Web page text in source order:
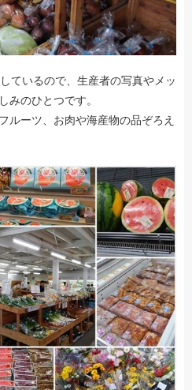
ているので、生産者の写真やメッ
みのひとつです。
ルーツ、お肉や海産物の品ぞろえ